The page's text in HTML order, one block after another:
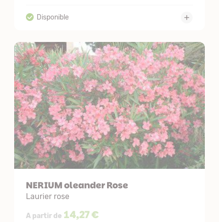
NERIUM oleander Rose
Laurier rose
A partir de 14,27 €